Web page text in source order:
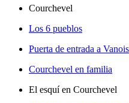
Courchevel
Los 6 pueblos
Puerta de entrada a
Courchevel en familia
El esquí en Courchevel